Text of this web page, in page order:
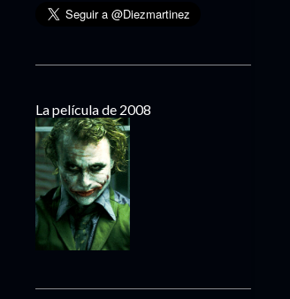
La película de 2008